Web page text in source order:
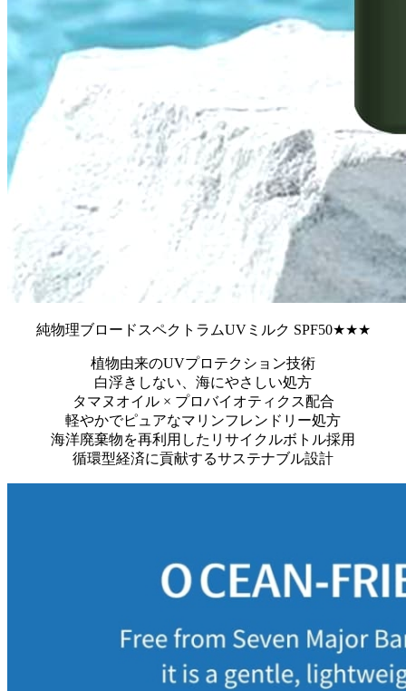
純物理ブロードスペクトラムUVミルク SPF50★★★
植物由来のUVプロテクション技術
白浮きしない、海にやさしい処方
タマヌオイル × プロバイオティクス配合
軽やかでピュアなマリンフレンドリー処方
海洋廃棄物を再利用したリサイクルボトル採用
循環型経済に貢献するサステナブル設計